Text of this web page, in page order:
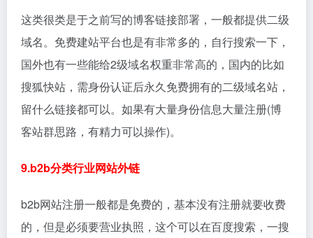
这类很类是于之前写的博客链接部署，一般都提供二级
域名。免费建站平台也是有非常多的，自行搜索一下，
国外也有一些能给2级域名权重非常高的，国内的比如
搜狐快站，需身份认证后永久免费拥有的二级域名站，
留什么链接都可以。如果有大量身份信息大量注册(博
客站群思路，有精力可以操作)。
9.b2b分类行业网站外链
b2b网站注册一般都是免费的，基本没有注册就要收费
的，但是必须要营业执照，这个可以在百度搜索，一搜